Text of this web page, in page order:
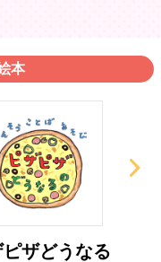
本
ピザどうなる